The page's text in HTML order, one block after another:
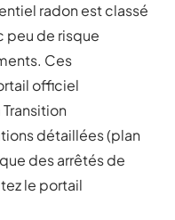
radon est classé
peu de risque
Ces
officiel
détaillées (plan
des arrêtés de
le portail